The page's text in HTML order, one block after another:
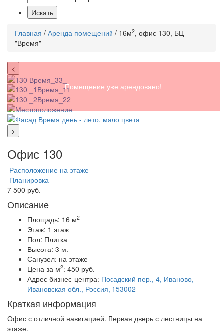
Главная / Аренда помещений / 16м2, офис 130, БЦ
"Время"
Помещение уже арендовано!
<
>
Офис 130
Расположение на этаже
Планировка
7 500 руб.
Описание
Площадь: 16 м2
Этаж: 1 этаж
Пол: Плитка
Высота: 3 м.
Санузел: на этаже
Цена за м2: 450 руб.
Адрес бизнес-центра: Посадский пер., 4, Иваново,
Ивановская обл., Россия, 153002
Краткая информация
Офис с отличной навигацией. Первая дверь с лестницы на
этаже.